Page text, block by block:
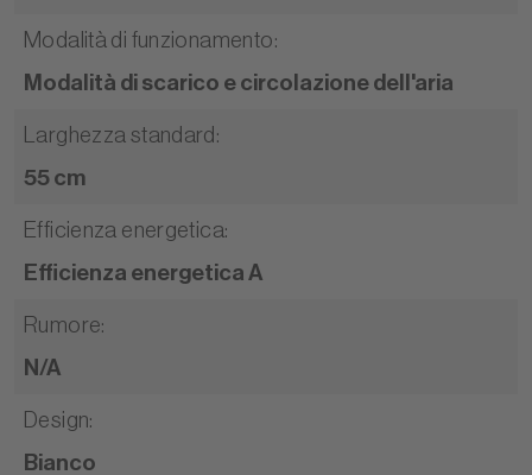
Modalità di funzionamento:
Modalità di scarico e circolazione dell'aria
Larghezza standard :
55 cm
Efficienza energetica:
Efficienza energetica A
Rumore:
N/A
Design:
Bianco